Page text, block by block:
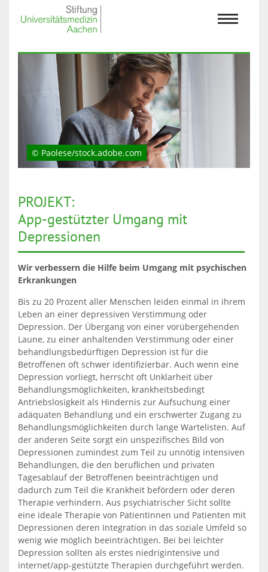
© Paolese/stock.adobe.com
PROJEKT:
App-gestützter Umgang mit
Depressionen
Wir verbessern die Hilfe beim Umgang mit psychischen
Erkrankungen
Bis zu 20 Prozent aller Menschen leiden einmal in ihrem
Leben an einer depressiven Verstimmung oder
Depression. Der Übergang von einer vorübergehenden
Laune, zu einer anhaltenden Verstimmung oder einer
behandlungsbedürftigen Depression ist für die
Betroffenen oft schwer identifizierbar. Auch wenn eine
Depression vorliegt, herrscht oft Unklarheit über
Behandlungsmöglichkeiten, krankheitsbedingt
Antriebslosigkeit als Hindernis zur Aufsuchung einer
adäquaten Behandlung und ein erschwerter Zugang zu
Behandlungsmöglichkeiten durch lange Wartelisten. Auf
der anderen Seite sorgt ein unspezifisches Bild von
Depressionen zumindest zum Teil zu unnötig intensiven
Behandlungen, die den beruflichen und privaten
Tagesablauf der Betroffenen beeinträchtigen und
dadurch zum Teil die Krankheit befördern oder deren
Therapie verhindern. Aus psychiatrischer Sicht sollte
eine ideale Therapie von Patientinnen und Patienten mit
Depressionen deren Integration in das soziale Umfeld so
wenig wie möglich beeinträchtigen. Bei bei leichter
Depression sollten als erstes niedrigintensive und
internet/app-gestützte Therapien durchgeführt werden.